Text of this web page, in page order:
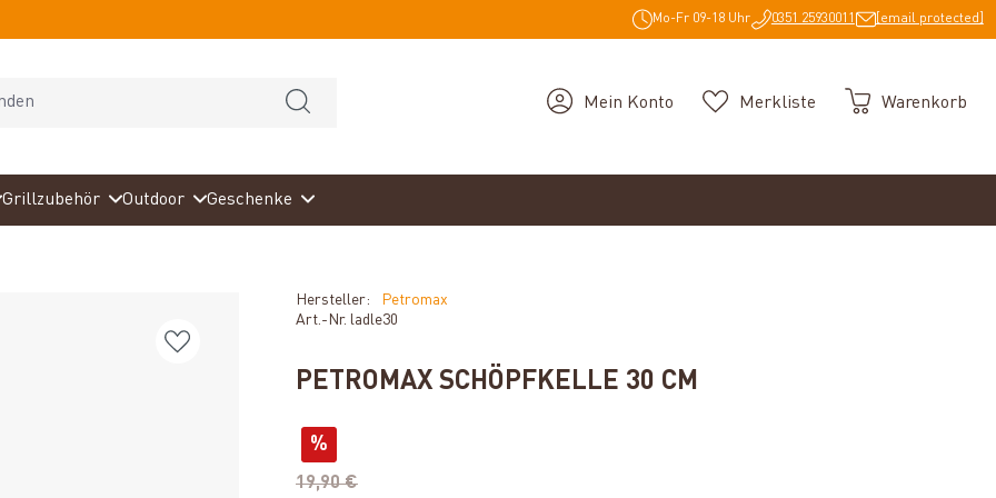
Mo-Fr 09-18 Uhr 0351 25930011 [email protected]
Mein Konto Merkliste Warenkorb
Grillzubehör Outdoor Geschenke
Hersteller:
Petromax
Art.-Nr. ladle30
PETROMAX SCHÖPFKELLE 30 CM
%
19,90 €